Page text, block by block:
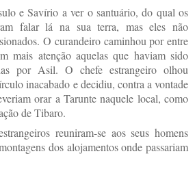
e Savírio a ver o santuário, do qual os
falar lá na sua terra, mas eles não
O curandeiro caminhou por entre
mais atenção aquelas que haviam sido
por Asil. O chefe estrangeiro olhou
inacabado e decidiu, contra a vontade
orar a Tarunte naquele local, como
de Tibaro.
reuniram-se aos seus homens
dos alojamentos onde passariam